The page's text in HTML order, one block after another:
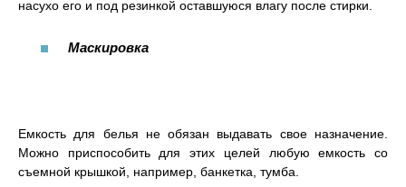
насухо его и под резинкой оставшуюся влагу после стирки.
Маскировка
Емкость для белья не обязан выдавать свое назначение.
Можно приспособить для этих целей любую емкость со
съемной крышкой, например, банкетка, тумба.